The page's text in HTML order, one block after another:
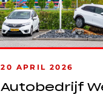
20 APRIL 2026
Autobedrijf